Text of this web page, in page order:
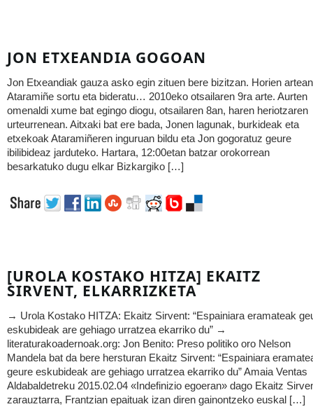
JON ETXEANDIA GOGOAN
Jon Etxeandiak gauza asko egin zituen bere bizitzan. Horien artean
Ataramiñe sortu eta bideratu… 2010eko otsailaren 9ra arte. Aurten
omenaldi xume bat egingo diogu, otsailaren 8an, haren heriotzaren
urteurrenean. Aitxaki bat ere bada, Jonen lagunak, burkideak eta
etxekoak Ataramiñeren inguruan bildu eta Jon gogoratuz geure
ibilibideaz jarduteko. Hartara, 12:00etan batzar orokorrean
besarkatuko dugu elkar Bizkargiko […]
[UROLA KOSTAKO HITZA] EKAITZ
SIRVENT, ELKARRIZKETA
→ Urola Kostako HITZA: Ekaitz Sirvent: “Espainiara eramateak
eskubideak are gehiago urratzea ekarriko du” →
literaturakoadernoak.org: Jon Benito: Preso politiko oro Nelson
Mandela bat da bere hersturan Ekaitz Sirvent: “Espainiara
geure eskubideak are gehiago urratzea ekarriko du” Amaia Ventas
Aldabaldetreku 2015.02.04 «Indefinizio egoeran» dago Ekaitz
zarauztarra, Frantzian epaituak izan diren gainontzeko euskal […]